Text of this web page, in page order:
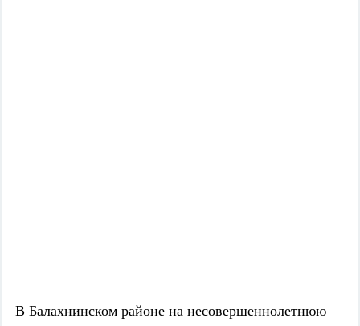
В Балахнинском районе на несовершеннолетнюю